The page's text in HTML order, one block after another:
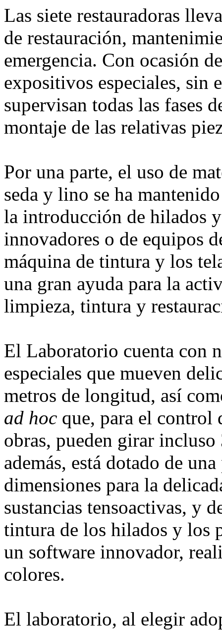
Las siete restauradoras
de restauración,
emergencia. Con ocasión
expositivos especiales, sin
supervisan todas las fases
montaje de las relativas
Por una parte, el uso de
seda y lino se ha
la introducción de hilados
innovadores o de equipos
máquina de tintura y los
una gran ayuda para la
limpieza, tintura y
El Laboratorio cuenta con
especiales que mueven
metros de longitud, así
ad hoc que, para el control
obras, pueden girar
además, está dotado de
dimensiones para la
sustancias tensoactivas, y
tintura de los hilados y los
un software innovador,
colores.
El laboratorio, al elegir